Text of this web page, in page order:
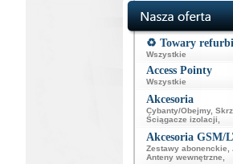
♻️ Towary
Wszystkie
Access Pointy
Wszystkie
Akcesoria
Cybanty/Obejmy,
Ściągacze izolacji
Akcesoria GSM/
Zestawy abonenckie
Anteny wewnętrzne